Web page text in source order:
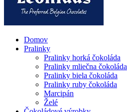
Domov
Pralinky
Pralinky horká čokoláda
Pralinky mliečna čokoláda
Pralinky biela čokoláda
Pralinky ruby čokoláda
Marcipán
Želé